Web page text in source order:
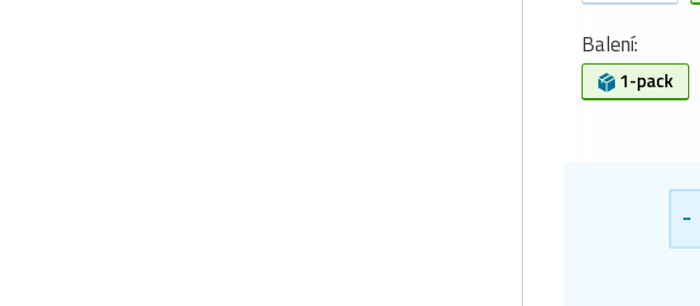
Balení:
1-pack
-